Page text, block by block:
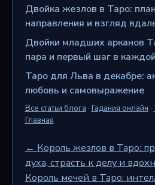
Двойка жезлов в Таро:
направления и взгляд
Двойки младших арканов
пара и первый шаг в
Таро для Льва в декабре:
любовь и самовыражение
Все статьи блога · Гадания онлайн ·
Главная
← Король жезлов в Таро:
духа, страсть к делу и
Король мечей в Таро: